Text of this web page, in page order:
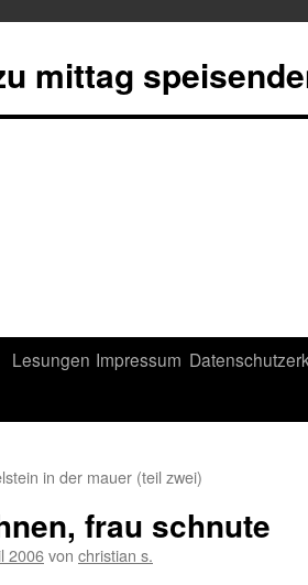
mittag
Lesungen Impressum
in der mauer (teil zwei)
frau schnute
2006von christian s.